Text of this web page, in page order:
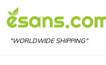
"WORLDWIDE SHIPPING"